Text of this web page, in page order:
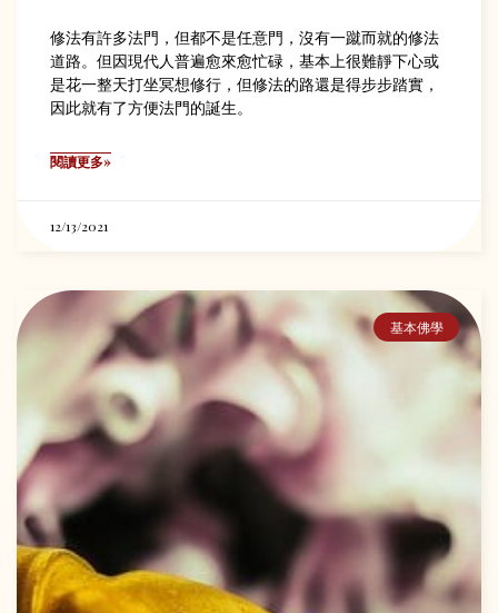
修法有許多法門，但都不是任意門，沒有一蹴而就的修法
道路。但因現代人普遍愈來愈忙碌，基本上很難靜下心或
是花一整天打坐冥想修行，但修法的路還是得步步踏實，
因此就有了方便法門的誕生。
閱讀更多»
12/13/2021
基本佛學